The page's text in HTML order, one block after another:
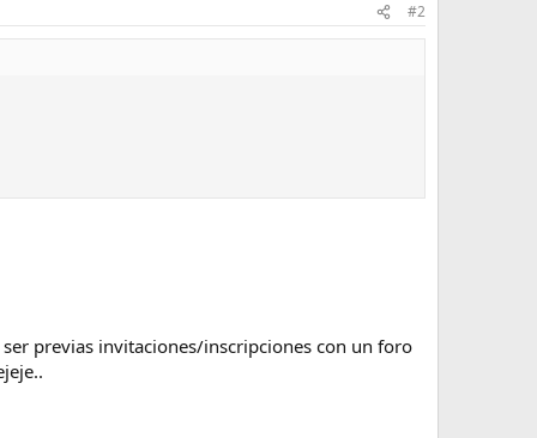
#2
ser previas invitaciones/inscripciones con un foro